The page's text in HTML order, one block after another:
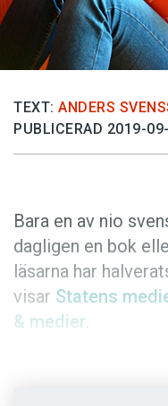
Anmäl till
Föreslå nyord
Prenumerera
TEXT: ANDERS
PUBLICERAD 2019-
Bara en av nio
dagligen en bok
läsarna har
visar Statens
& medier